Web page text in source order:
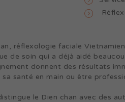
réflexologie faciale
de soin qui a déjà aidé
donnent des résultats
sa santé en main ou être
le Dien chan avec des